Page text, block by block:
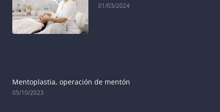
01/03/2024
Mentoplastia, operación de mentón
05/10/2023